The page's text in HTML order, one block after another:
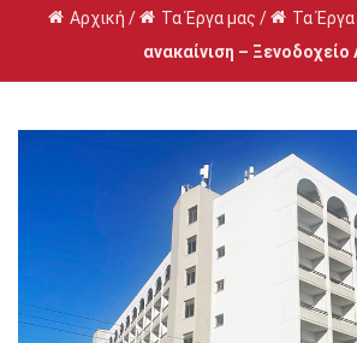
Αρχική / Τα Έργα μας / Τα Έργα
ανακαίνιση – Ξενοδοχείο